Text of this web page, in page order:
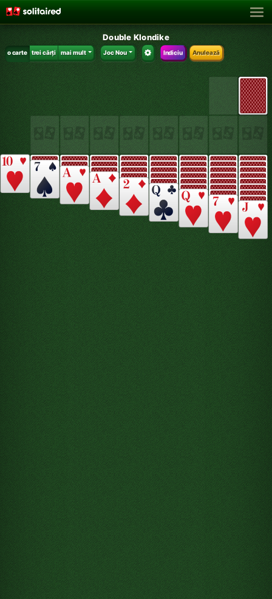
Double Klondike
o carte trei cărți mai mult Joc Nou Indiciu Anulează